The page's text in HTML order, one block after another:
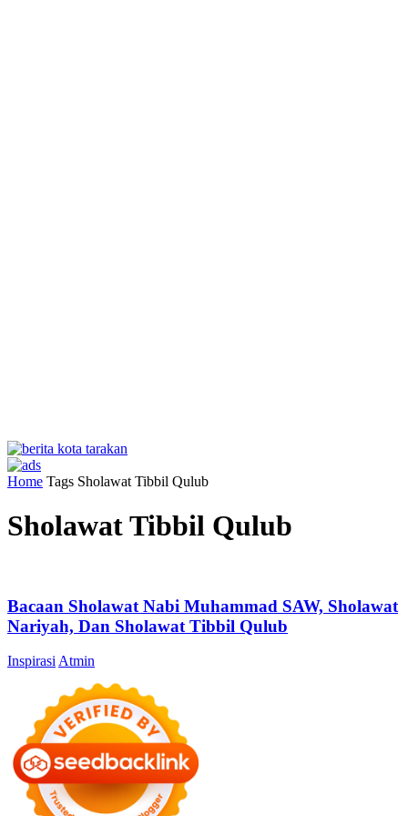
Home Tags Sholawat Tibbil Qulub
Sholawat Tibbil Qulub
Bacaan Sholawat Nabi Muhammad SAW, Sholawat
Nariyah, Dan Sholawat Tibbil Qulub
Inspirasi Atmin